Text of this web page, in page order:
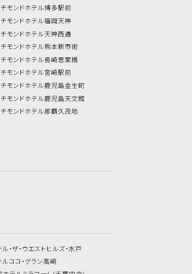
チモンドホテル博多駅前
チモンドホテル福岡天神
チモンドホテル天神西通
チモンドホテル熊本新市街
チモンドホテル長崎思案橋
チモンドホテル宮崎駅前
チモンドホテル鹿児島金生町
チモンドホテル鹿児島天文館
チモンドホテル那覇久茂地
・ザ・ ウエストヒルズ・水戸
ココ・グラン高崎